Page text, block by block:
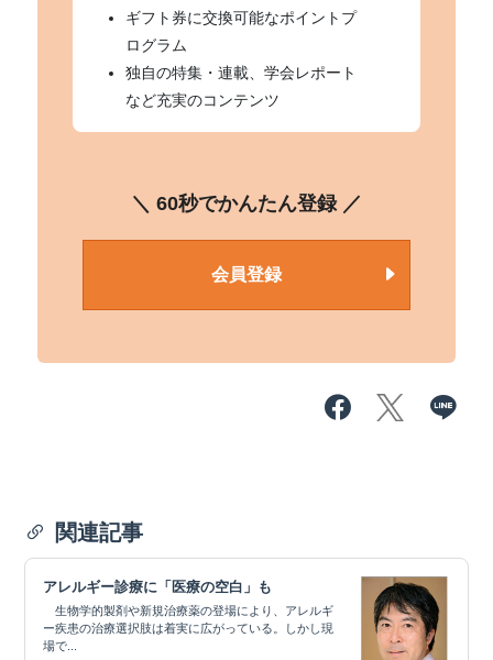
ギフト券に交換可能なポイントプ
ログラム
独自の特集・連載、学会レポート
など充実のコンテンツ
＼ 60秒でかんたん登録 ／
会員登録
関連記事
アレルギー診療に「医療の空白」も
生物学的製剤や新規治療薬の登場により、アレルギ
ー疾患の治療選択肢は着実に広がっている。しかし現
場で...